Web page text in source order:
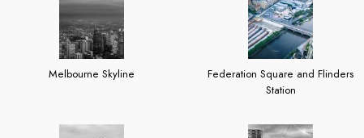
Melbourne Skyline
Federation Square and Flinders
Station